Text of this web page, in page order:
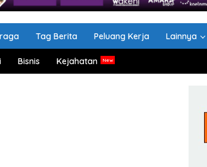
Tag Berita Peluang Kerja Lainnya
Bisnis Kejahatan